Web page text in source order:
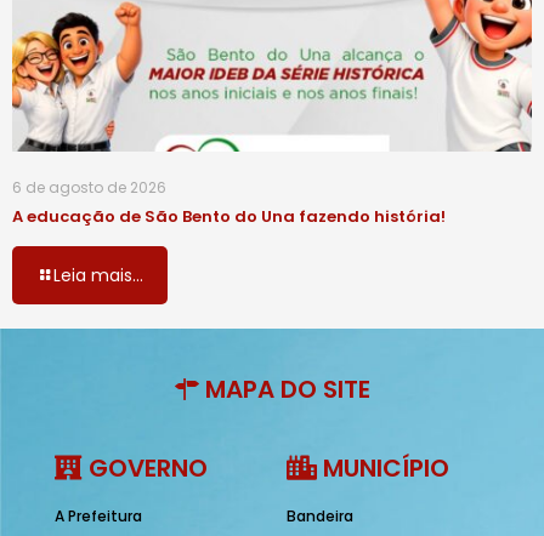
6 de agosto de 2026
A educação de São Bento do Una fazendo história!
Leia mais...
MAPA DO SITE
GOVERNO
A Prefeitura
MUNICÍPIO
Bandeira